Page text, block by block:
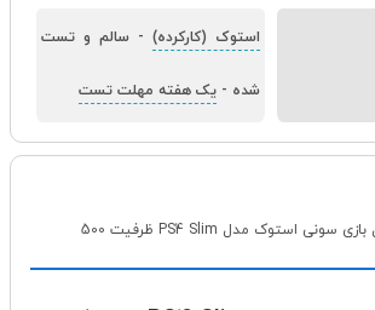
استوک (کارکرده) - سالم و تست
شده - یک هفته مهلت تست
معرفی کنسول بازی سونی استوک مدل PS4 Slim ظرفیت 500